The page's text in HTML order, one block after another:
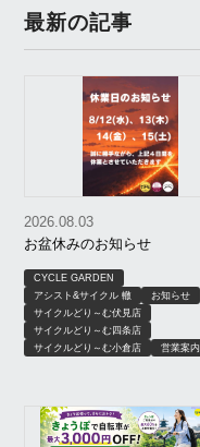
最新の記事
お盆休みのお知らせ
2026.08.03
CYCLE GARDEN
アシスト&サイクル 轍
お知らせ
サイクルどり～む伏見店
サイクルどり～む四条店
サイクルどり～む小倉店
営業案内